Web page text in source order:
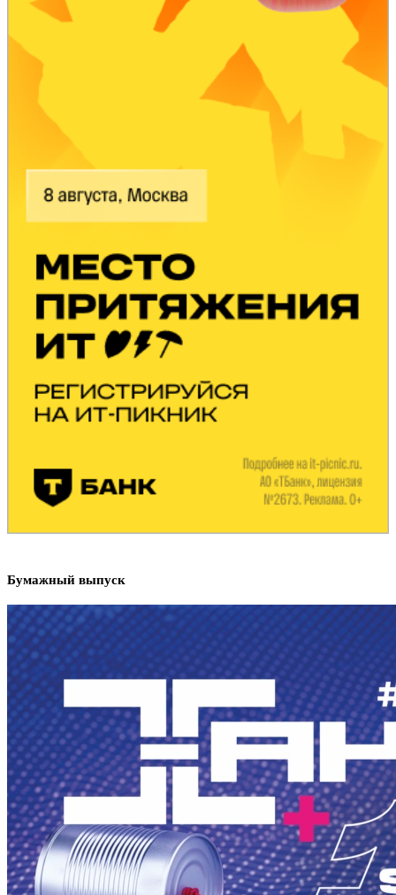
Бумажный выпуск